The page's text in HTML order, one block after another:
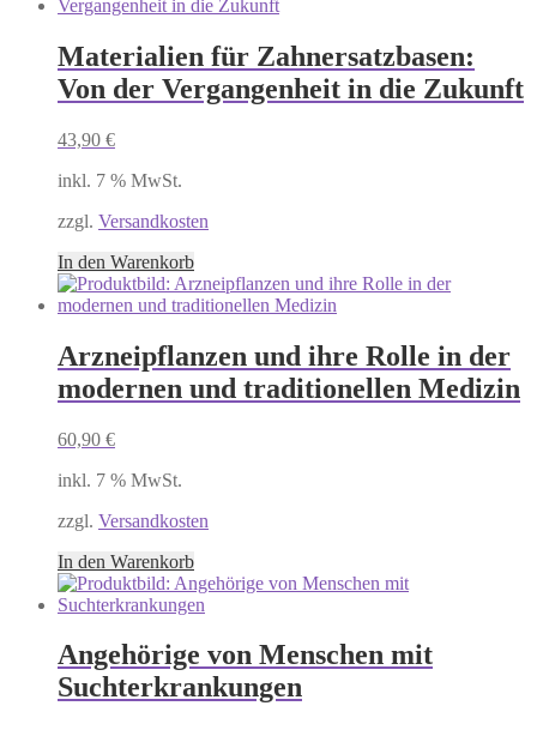
Materialien für Zahnersatzbasen:
Von der Vergangenheit in die Zukunft
43,90 €
inkl. 7 % MwSt.
zzgl. Versandkosten
In den Warenkorb
Arzneipflanzen und ihre Rolle in der
modernen und traditionellen Medizin
60,90 €
inkl. 7 % MwSt.
zzgl. Versandkosten
In den Warenkorb
Angehörige von Menschen mit
Suchterkrankungen